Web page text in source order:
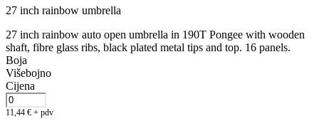
27 inch rainbow umbrella
27 inch rainbow auto open umbrella in 190T Pongee with wooden
shaft, fibre glass ribs, black plated metal tips and top. 16 panels.
Boja
Višebojno
Cijena
11,44 € + pdv